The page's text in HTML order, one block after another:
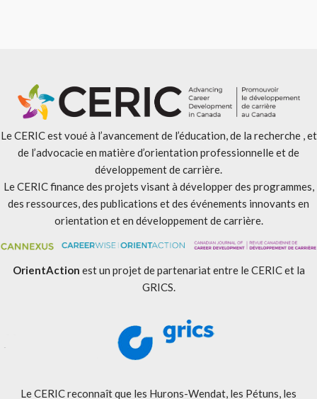
Le CERIC est voué à l’avancement de l’éducation, de la recherche , et
de l’advocacie en matière d’orientation professionnelle et de
développement de carrière.
Le CERIC finance des projets visant à développer des programmes,
des ressources, des publications et des événements innovants en
orientation et en développement de carrière.
OrientAction est un projet de partenariat entre le CERIC et la
GRICS.
Le CERIC reconnaît que les Hurons-Wendat, les Pétuns, les